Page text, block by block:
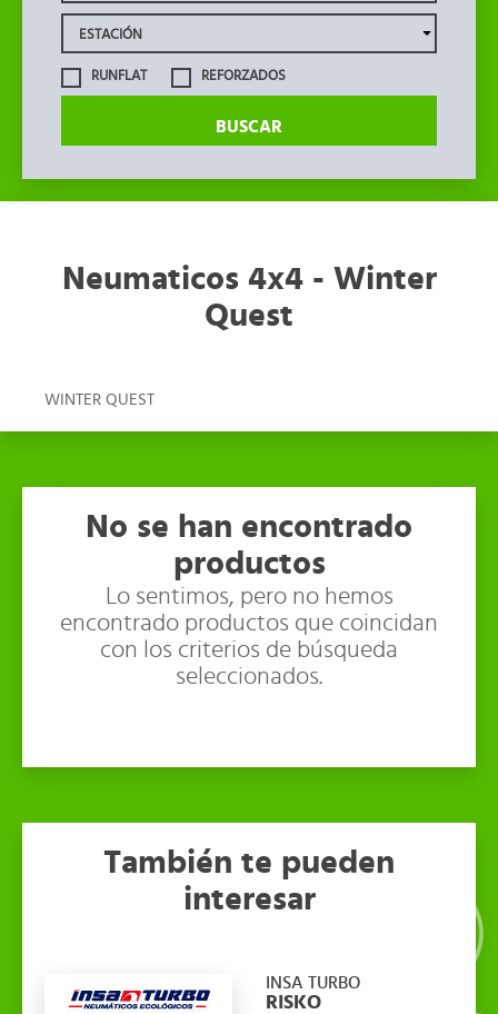
RUNFLAT REFORZADOS
BUSCAR
Neumaticos 4x4 - Winter
Quest
WINTER QUEST
No se han encontrado
productos
Lo sentimos, pero no hemos
encontrado productos que coincidan
con los criterios de búsqueda
seleccionados.
También te pueden
interesar
INSA TURBO
RISKO